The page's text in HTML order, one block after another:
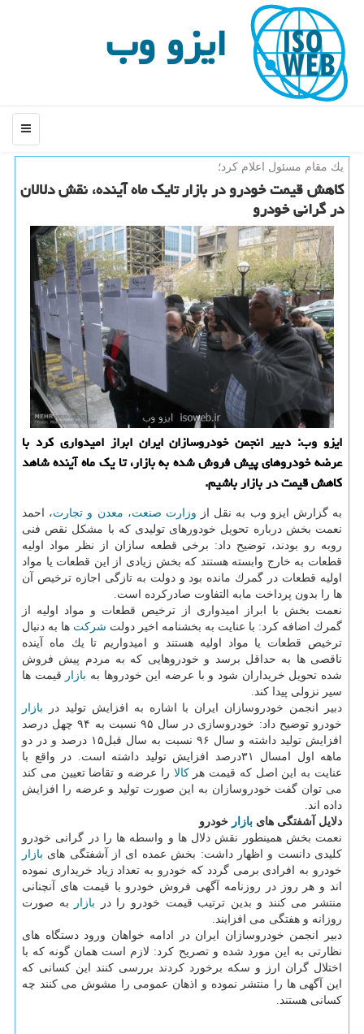
ایزو وب
منو
یك مقام مسئول اعلام كرد؛
كاهش قیمت خودرو در بازار تایك ماه آینده، نقش دلالان
در گرانی خودرو
ایزو وب: دبیر انجمن خودروسازان ایران ابراز امیدواری كرد با
عرضه خودروهای پیش فروش شده به بازار، تا یك ماه آینده شاهد
كاهش قیمت در بازار باشیم.
به گزارش ایزو وب به نقل از وزارت صنعت، معدن و تجارت، احمد
نعمت بخش درباره تحویل خودورهای تولیدی كه با مشكل نقص فنی
روبه رو بودند، توضیح داد: برخی قطعه سازان از نظر مواد اولیه
قطعات به خارج وابسته هستند كه بخش زیادی از این قطعات یا مواد
اولیه قطعات در گمرك مانده بود و دولت به تازگی اجازه ترخیص آن
ها را بدون پرداخت مابه التفاوت صادركرده است.
نعمت بخش با ابراز امیدواری از ترخیص قطعات و مواد اولیه از
گمرك اضافه كرد: با عنایت به بخشنامه اخیر دولت شركت ها به دنبال
ترخیص قطعات یا مواد اولیه هستند و امیدواریم تا یك ماه آینده
ناقصی ها به حداقل برسد و خودروهایی كه به مردم پیش فروش
شده تحویل خریداران شود و با عرضه این خودروها به بازار قیمت ها
سیر نزولی پیدا كند.
دبیر انجمن خودروسازان ایران با اشاره به افزایش تولید در بازار
خودرو توضیح داد: خودروسازی در سال ۹۵ نسبت به ۹۴ چهل درصد
افزایش تولید داشته و سال ۹۶ نسبت به سال قبل۱۵ درصد و در دو
ماهه اول امسال ۳۱درصد افزایش تولید داشته است. در واقع با
عنایت به این اصل كه قیمت هركالا را عرضه و تقاضا تعیین می كند
می توان گفت خودروسازان به این صورت تولید و عرضه را افزایش
داده اند.
دلایل آشفتگی های بازار خودرو
نعمت بخش همینطور نقش دلال ها و واسطه ها را در گرانی خودرو
كلیدی دانست و اظهار داشت: بخش عمده ای از آشفتگی های بازار
خودرو به افرادی برمی گردد كه خودرو به تعداد زیاد خریداری نموده
اند و هر روز در روزنامه آگهی فروش خودرو با قیمت های آنچنانی
منتشر می كنند و بدین ترتیب قیمت خودرو را در بازار
به صورت
روزانه و هفتگی می افزایند.
دبیر انجمن خودروسازان ایران در ادامه خواهان ورود دستگاه های
نظارتی به این مورد شده و تصریح كرد: لازم است همان گونه كه با
اختلال گران ارز و سكه برخورد كردند بررسی كنند این كسانی كه
این آگهی ها را منتشر نموده و اذهان عمومی را مشوش می كنند چه
كسانی هستند.